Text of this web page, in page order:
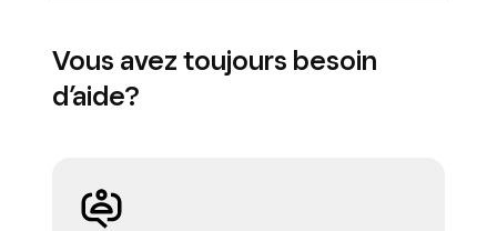
Vous avez toujours besoin
d’aide?